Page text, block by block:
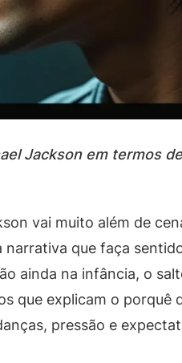
Jackson em termos
vai muito além de
que faça
ainda na infância, o
que explicam o porquê
pressão e